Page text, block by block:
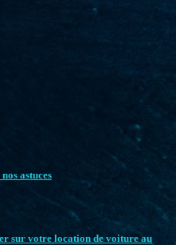
astuces
sur votre location de voiture au